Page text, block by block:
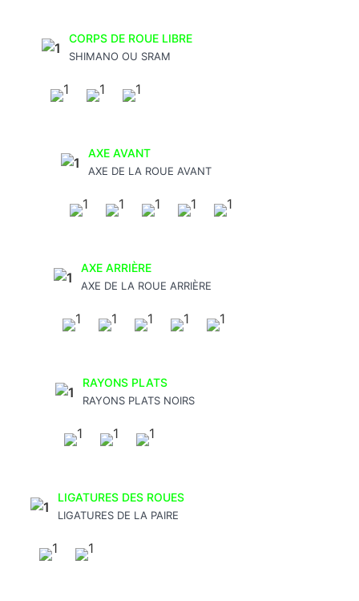
CORPS DE ROUE LIBRE
SHIMANO OU SRAM
AXE AVANT
AXE DE LA ROUE AVANT
AXE ARRIÈRE
AXE DE LA ROUE ARRIÈRE
RAYONS PLATS
RAYONS PLATS NOIRS
LIGATURES DES ROUES
LIGATURES DE LA PAIRE